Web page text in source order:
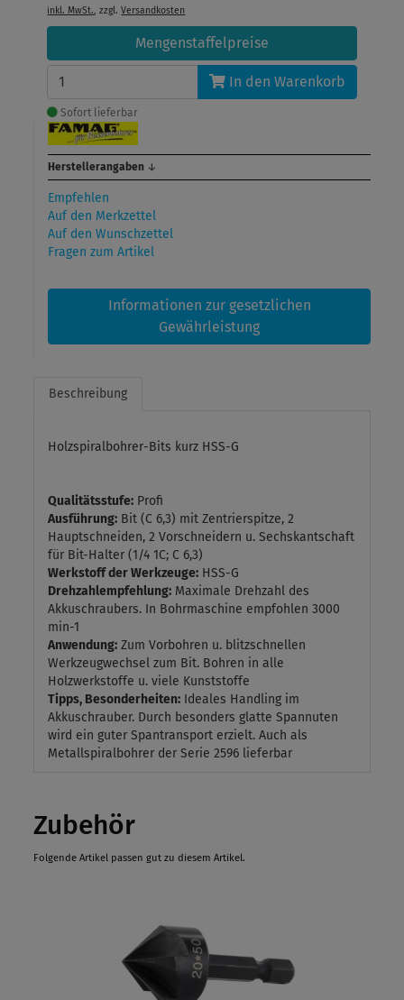
inkl. MwSt. , zzgl.Versandkosten
Mengenstaffelpreise
In den Warenkorb
Sofort lieferbar
Herstellerangaben ↓
Empfehlen
Auf den Merkzettel
Auf den Wunschzettel
Fragen zum Artikel
Informationen zur gesetzlichen
Gewährleistung
Beschreibung
Holzspiralbohrer-Bits kurz HSS-G
Qualitätsstufe: Profi
Ausführung: Bit (C 6,3) mit Zentrierspitze, 2
Hauptschneiden, 2 Vorschneidern u. Sechskantschaft
für Bit-Halter (1/4 1C; C 6,3)
Werkstoff der Werkzeuge: HSS-G
Drehzahlempfehlung: Maximale Drehzahl des
Akkuschraubers. In Bohrmaschine empfohlen 3000
min-1
Anwendung: Zum Vorbohren u. blitzschnellen
Werkzeugwechsel zum Bit. Bohren in alle
Holzwerkstoffe u. viele Kunststoffe
Tipps, Besonderheiten: Ideales Handling im
Akkuschrauber. Durch besonders glatte Spannuten
wird ein guter Spantransport erzielt. Auch als
Metallspiralbohrer der Serie 2596 lieferbar
Zubehör
Folgende Artikel passen gut zu diesem Artikel.